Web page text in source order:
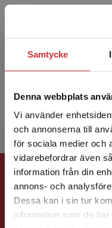
Samtycke
Denna webbplats
Vi använder
och annonserna till
för sociala medier och
vidarebefordrar även
information från din
annons- och
Dessa kan i sin tur
information som du
Det verkar som att
Daniel
disputerade vid
historiografi och...